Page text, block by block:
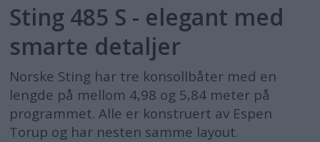
Sting 485 S - elegant med
smarte detaljer
Norske Sting har tre konsollbåter med en
lengde på mellom 4,98 og 5,84 meter på
programmet. Alle er konstruert av Espen
Torup og har nesten samme layout.